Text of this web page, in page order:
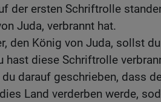
der ersten Schriftrolle
Juda, verbrannt hat.
den König von Juda, sollst
hast diese Schriftrolle
darauf geschrieben, dass
Land verderben werde,